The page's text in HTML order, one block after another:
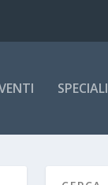
SPECIALI